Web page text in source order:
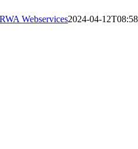
RWA Webservices2024-04-